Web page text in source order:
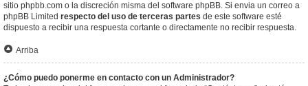
sitio phpbb.com o la discreción misma del software phpBB. Si envia un correo a
phpBB Limited respecto del uso de terceras partes de este software esté
dispuesto a recibir una respuesta cortante o directamente no recibir respuesta.
Arriba
¿Cómo puedo ponerme en contacto con un Administrador?